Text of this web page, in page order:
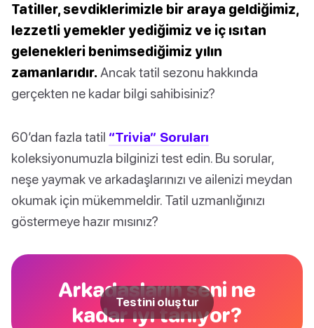
Tatiller, sevdiklerimizle bir araya geldiğimiz,
lezzetli yemekler yediğimiz ve iç ısıtan
gelenekleri benimsediğimiz yılın
zamanlarıdır. Ancak tatil sezonu hakkında
gerçekten ne kadar bilgi sahibisiniz?
60’dan fazla tatil “Trivia” Soruları
koleksiyonumuzla bilginizi test edin. Bu sorular,
neşe yaymak ve arkadaşlarınızı ve ailenizi meydan
okumak için mükemmeldir. Tatil uzmanlığınızı
göstermeye hazır mısınız?
Arkadaşların seni ne
kadar iyi tanıyor?
Testini oluştur